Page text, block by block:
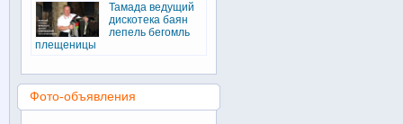
Тамада ведущий
дискотека баян
лепель бегомль
плещеницы
Фото-объявления